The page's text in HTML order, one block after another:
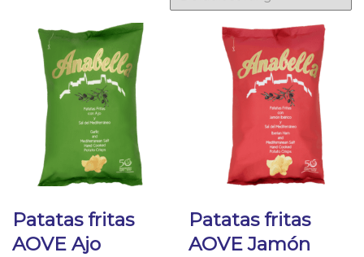
Patatas fritas
AOVE Ajo
Patatas fritas
AOVE Jamón